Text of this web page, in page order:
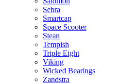
Sebra
Smartcap
Space Scooter
Stean
Tempish
Triple Eight
Viking
Wicked Bearings
Zandstra